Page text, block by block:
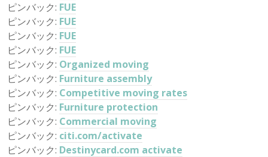
ピンバック: FUE
ピンバック: FUE
ピンバック: FUE
ピンバック: FUE
ピンバック: Organized moving
ピンバック: Furniture assembly
ピンバック: Competitive moving rates
ピンバック: Furniture protection
ピンバック: Commercial moving
ピンバック: citi.com/activate
ピンバック: Destinycard.com activate